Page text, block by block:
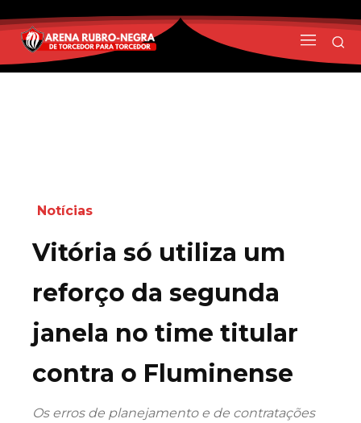
Notícias
Vitória só utiliza um
reforço da segunda
janela no time titular
contra o Fluminense
Os erros de planejamento e de contratações